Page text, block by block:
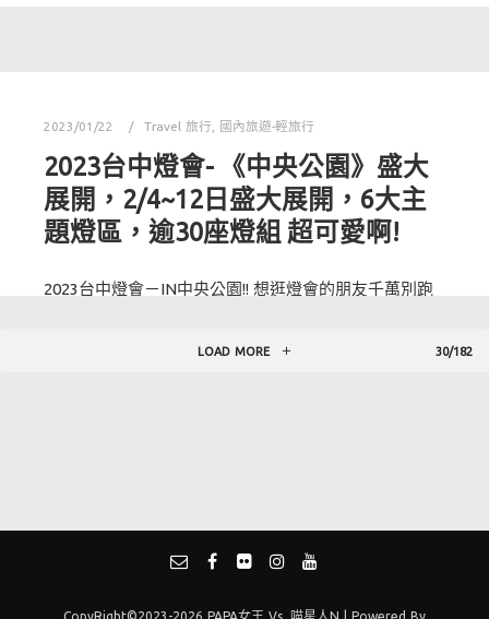
2023/01/22 Travel 旅行 國內旅遊-輕旅行
2023台中燈會- 《中央公園》盛大
展開，2/4~12日盛大展開，6大主
題燈區，逾30座燈組 超可愛啊!
2023台中燈會－IN中央公園!! 想逛燈會的朋友千萬別跑
這回換到中央公園（台中中央公園真的很大）如果隨意
LOAD MORE 30/182